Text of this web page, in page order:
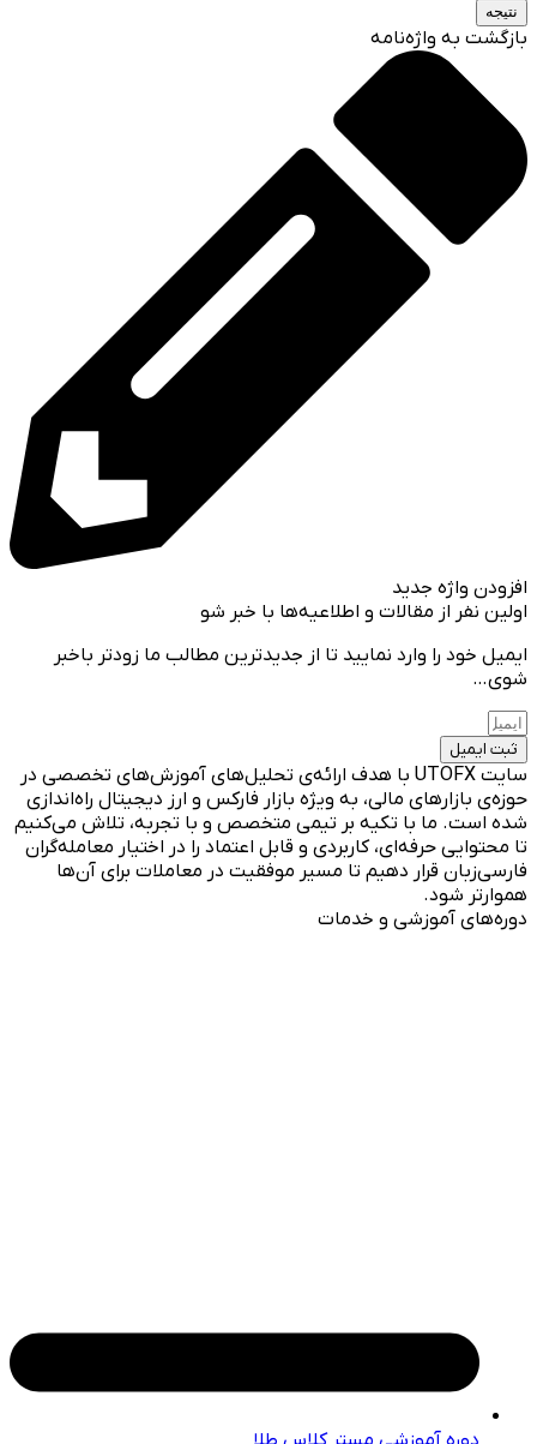
نتیجه
بازگشت به واژه‌نامه
افزودن واژه جدید
اولین نفر از مقالات و اطلاعیه‌ها با خبر شو
ایمیل خود را وارد نمایید تا از جدیدترین مطالب ما زودتر باخبر
شوی…
ثبت ایمیل
سایت UTOFX با هدف ارائه‌ی تحلیل‌های آموزش‌های تخصصی در
حوزه‌ی بازارهای مالی، به ویژه بازار فارکس و ارز دیجیتال راه‌اندازی
شده است. ما با تکیه بر تیمی متخصص و با تجربه، تلاش می‌کنیم
تا محتوایی حرفه‌ای، کاربردی و قابل اعتماد را در اختیار معامله‌گران
فارسی‌زبان قرار دهیم تا مسیر موفقیت در معاملات برای آن‌ها
هموارتر شود.
دوره‌های آموزشی و خدمات